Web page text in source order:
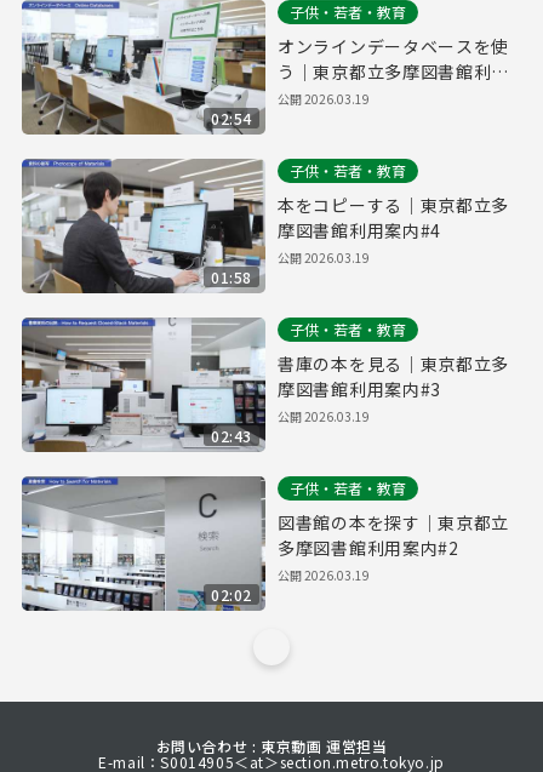
02:54
子供・若者・教育
オンラインデータベースを使
う｜東京都立多摩図書館利用
案内#5
公開2026.03.19
01:58
子供・若者・教育
本をコピーする｜東京都立多
摩図書館利用案内#4
公開2026.03.19
02:43
子供・若者・教育
書庫の本を見る｜東京都立多
摩図書館利用案内#3
公開2026.03.19
02:02
子供・若者・教育
図書館の本を探す｜東京都立
多摩図書館利用案内#2
公開2026.03.19
お問い合わせ : 東京動画 運営担当
E-mail：S0014905＜at＞section.metro.tokyo.jp